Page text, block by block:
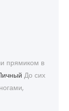
прямиком в
До сих